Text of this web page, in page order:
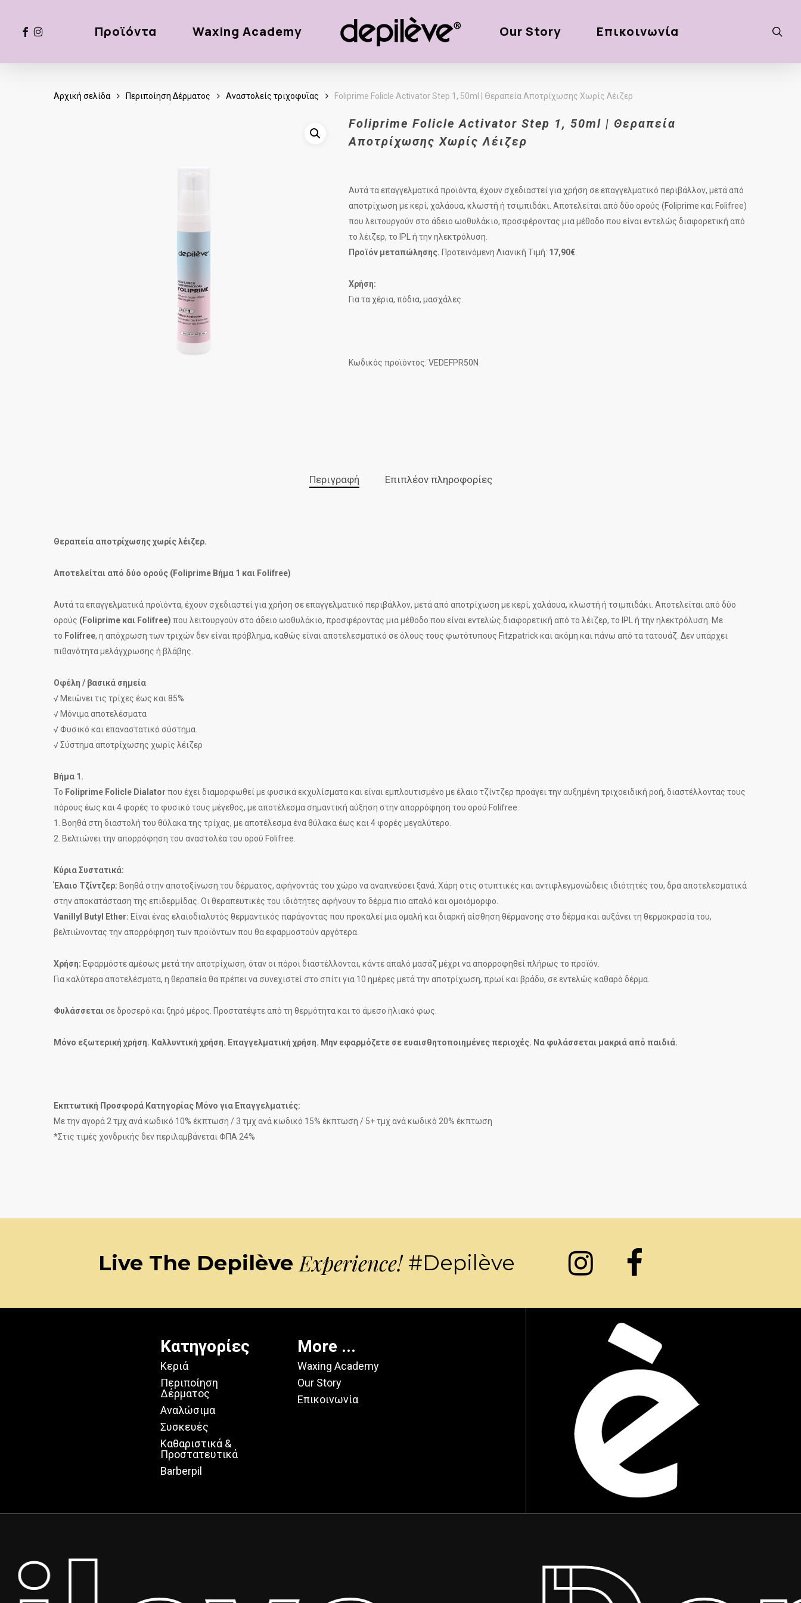
Προϊόντα Waxing Academy Our Story Επικοινωνία
facebook
instagram
Αρχική σελίδα Περιποίηση Δέρματος Αναστολείς τριχοφυΐας Foliprime Folicle Activator Step 1, 50ml | Θεραπεία Αποτρίχωσης Χωρίς Λέιζερ
Foliprime Folicle Activator Step 1, 50ml | Θεραπεία
Αποτρίχωσης Χωρίς Λέιζερ
Αυτά τα επαγγελματικά προϊόντα, έχουν σχεδιαστεί για χρήση σε επαγγελματικό περιβάλλον, μετά από
αποτρίχωση με κερί, χαλάουα, κλωστή ή τσιμπιδάκι. Αποτελείται από δύο ορούς (Foliprime και Folifree)
που λειτουργούν στο άδειο ωοθυλάκιο, προσφέροντας μια μέθοδο που είναι εντελώς διαφορετική από
το λέιζερ, το IPL ή την ηλεκτρόλυση.
Προϊόν μεταπώλησης. Προτεινόμενη Λιανική Τιμή: 17,90€
Χρήση:
Για τα χέρια, πόδια, μασχάλες.
Κωδικός προϊόντος: VEDEFPR50N
Περιγραφή Επιπλέον πληροφορίες
Θεραπεία αποτρίχωσης χωρίς λέιζερ.
Αποτελείται από δύο ορούς (Foliprime Βήμα 1 και Folifree)
Αυτά τα επαγγελματικά προϊόντα, έχουν σχεδιαστεί για χρήση σε επαγγελματικό περιβάλλον, μετά από αποτρίχωση με κερί, χαλάουα, κλωστή ή τσιμπιδάκι. Αποτελείται από δύο
ορούς (Foliprime και Folifree) που λειτουργούν στο άδειο ωοθυλάκιο, προσφέροντας μια μέθοδο που είναι εντελώς διαφορετική από το λέιζερ, το IPL ή την ηλεκτρόλυση. Με
το Folifree, η απόχρωση των τριχών δεν είναι πρόβλημα, καθώς είναι αποτελεσματικό σε όλους τους φωτότυπους Fitzpatrick και ακόμη και πάνω από τα τατουάζ. Δεν υπάρχει
πιθανότητα μελάγχρωσης ή βλάβης.
Οφέλη / βασικά σημεία
√ Μειώνει τις τρίχες έως και 85%
√ Μόνιμα αποτελέσματα
√ Φυσικό και επαναστατικό σύστημα.
√ Σύστημα αποτρίχωσης χωρίς λέιζερ
Βήμα 1.
Το Foliprime Folicle Dialator που έχει διαμορφωθεί με φυσικά εκχυλίσματα και είναι εμπλουτισμένο με έλαιο τζίντζερ προάγει την αυξημένη τριχοειδική ροή, διαστέλλοντας τους
πόρους έως και 4 φορές το φυσικό τους μέγεθος, με αποτέλεσμα σημαντική αύξηση στην απορρόφηση του ορού Folifree.
1. Βοηθά στη διαστολή του θύλακα της τρίχας, με αποτέλεσμα ένα θύλακα έως και 4 φορές μεγαλύτερο.
2. Βελτιώνει την απορρόφηση του αναστολέα του ορού Folifree.
Κύρια Συστατικά:
Έλαιo Τζίντζερ: Βοηθά στην αποτοξίνωση του δέρματος, αφήνοντάς του χώρο να αναπνεύσει ξανά. Χάρη στις στυπτικές και αντιφλεγμονώδεις ιδιότητές του, δρα αποτελεσματικά
στην αποκατάσταση της επιδερμίδας. Οι θεραπευτικές του ιδιότητες αφήνουν το δέρμα πιο απαλό και ομοιόμορφο.
Vanillyl Butyl Ether: Είναι ένας ελαιοδιαλυτός θερμαντικός παράγοντας που προκαλεί μια ομαλή και διαρκή αίσθηση θέρμανσης στο δέρμα και αυξάνει τη θερμοκρασία του,
βελτιώνοντας την απορρόφηση των προϊόντων που θα εφαρμοστούν αργότερα.
Χρήση: Εφαρμόστε αμέσως μετά την αποτρίχωση, όταν οι πόροι διαστέλλονται, κάντε απαλό μασάζ μέχρι να απορροφηθεί πλήρως το προϊόν.
Για καλύτερα αποτελέσματα, η θεραπεία θα πρέπει να συνεχιστεί στο σπίτι για 10 ημέρες μετά την αποτρίχωση, πρωί και βράδυ, σε εντελώς καθαρό δέρμα.
Φυλάσσεταισε δροσερό και ξηρό μέρος. Προστατέψτε από τη θερμότητα και το άμεσο ηλιακό φως.
Μόνο εξωτερική χρήση. Καλλυντική χρήση. Επαγγελματική χρήση. Μην εφαρμόζετε σε ευαισθητοποιημένες περιοχές. Να φυλάσσεται μακριά από παιδιά.
Εκπτωτική Προσφορά Κατηγορίας Μόνο για Επαγγελματιές:
Με την αγορά 2 τμχ ανά κωδικό 10% έκπτωση / 3 τμχ ανά κωδικό 15% έκπτωση / 5+ τμχ ανά κωδικό 20% έκπτωση
*Στις τιμές χονδρικής δεν περιλαμβάνεται ΦΠΑ 24%
Live The Depilève Experience! #Depilève
Κατηγορίες
Κεριά
Περιποίηση
Δέρματος
Αναλώσιμα
Συσκευές
Καθαριστικά &
Προστατευτικά
Barberpil
More ...
Waxing Academy
Our Story
Επικοινωνία